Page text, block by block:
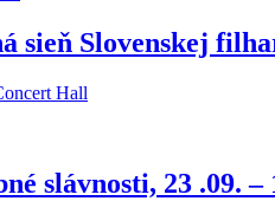
sieň Slovenskej
Hall
slávnosti, 23 .09. –